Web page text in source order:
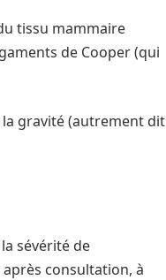
tissu mammaire
de Cooper (qui
gravité (autrement dit
sévérité de
après consultation, à